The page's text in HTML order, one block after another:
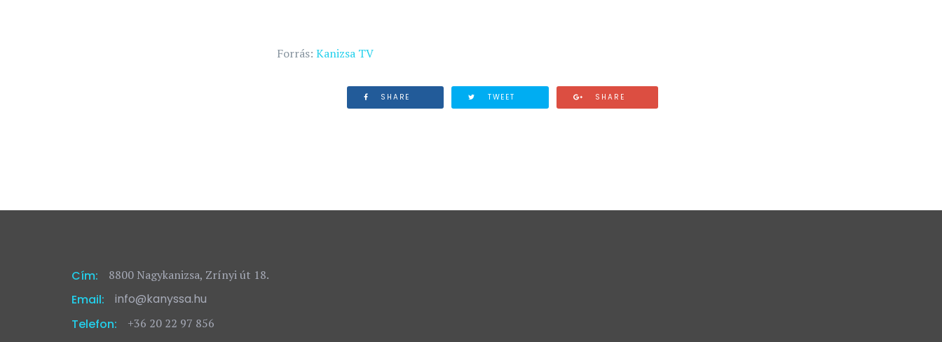
Forrás: Kanizsa TV
SHARE TWEET SHARE
Cím: 8800 Nagykanizsa, Zrínyi út 18.
Email:
info@kanyssa.hu
Telefon:
+36 20 22 97 856